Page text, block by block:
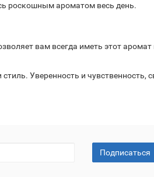
роскошным ароматом весь день.
вам всегда иметь этот
Уверенность и чувственность,
Подписаться